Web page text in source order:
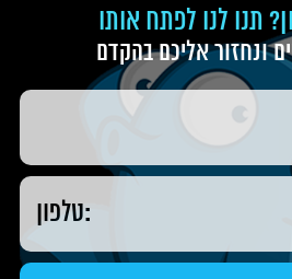
תנו לנו לפתח אותו
ונחזור אליכם בהקדם